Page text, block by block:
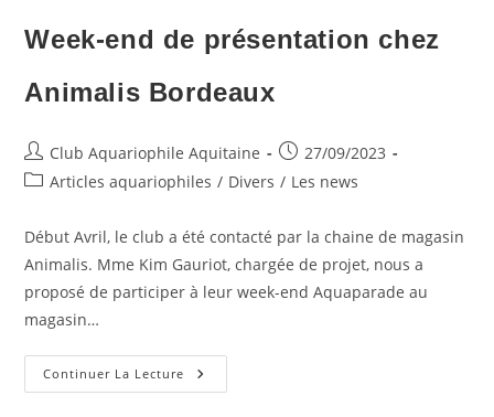
Week-end de présentation chez
Animalis Bordeaux
Auteur/autrice
de
Club Aquariophile Aquitaine
Publication
publiée :
27/09/2023
PostArticles aquariophiles / Divers / Les news
Début Avril, le club a été contacté par la chaine de magasin
Animalis. Mme Kim Gauriot, chargée de projet, nous a
proposé de participer à leur week-end Aquaparade au
magasin…
Continuer La Lecture Week-
End